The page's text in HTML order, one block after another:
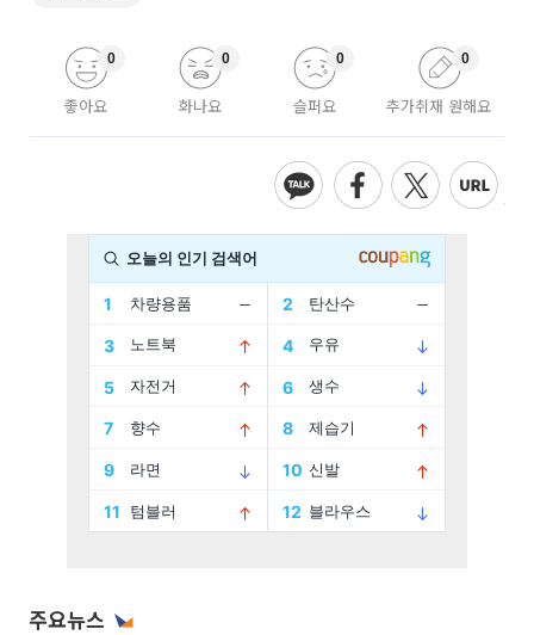
좋아요
0
화나요
0
슬퍼요
0
추가취재 원해요
0
주요뉴스